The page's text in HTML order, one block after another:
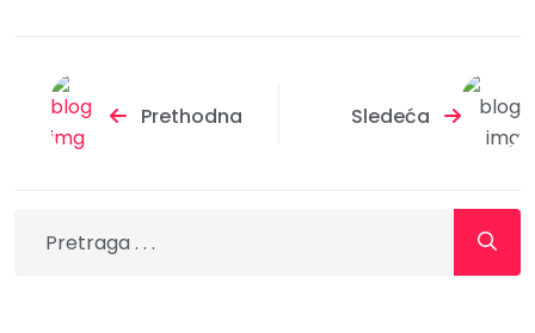
Prethodna Sledeća